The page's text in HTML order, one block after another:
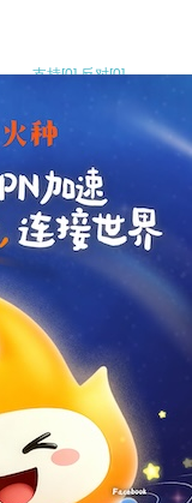
支持[0] 反对[0]
支持[0] 反对
支持
支持 反对 [0]